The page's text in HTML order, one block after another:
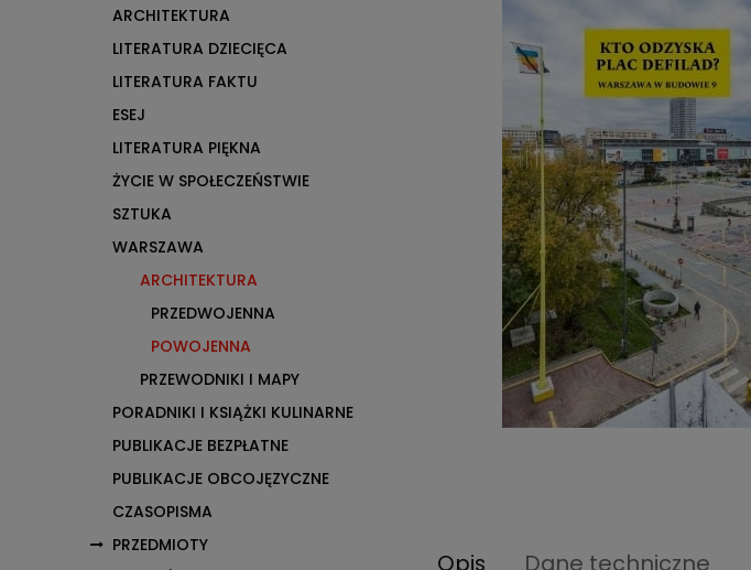
ARCHITEKTURA
LITERATURA DZIECIĘCA
LITERATURA FAKTU
ESEJ
LITERATURA PIĘKNA
ŻYCIE W SPOŁECZEŃSTWIE
SZTUKA
WARSZAWA
ARCHITEKTURA
PRZEDWOJENNA
POWOJENNA
PRZEWODNIKI I MAPY
PORADNIKI I KSIĄŻKI KULINARNE
PUBLIKACJE BEZPŁATNE
PUBLIKACJE OBCOJĘZYCZNE
CZASOPISMA
PRZEDMIOTY
Opis Dane techniczne